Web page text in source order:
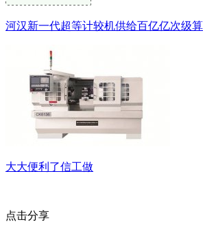
河汉新一代超等计较机供给百亿亿次级算
大大便利了信工做
点击分享